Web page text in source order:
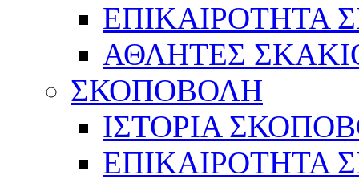
ΕΠΙΚΑΙΡΟΤΗΤΑ
ΑΘΛΗΤΕΣ
ΣΚΟΠΟΒΟΛΗ
ΙΣΤΟΡΙΑ
ΕΠΙΚΑΙΡΟΤΗΤΑ